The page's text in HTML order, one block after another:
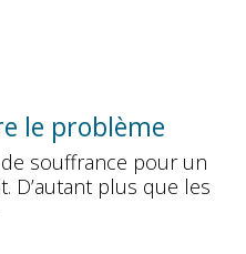
le problème
souffrance pour un
D’autant plus que les